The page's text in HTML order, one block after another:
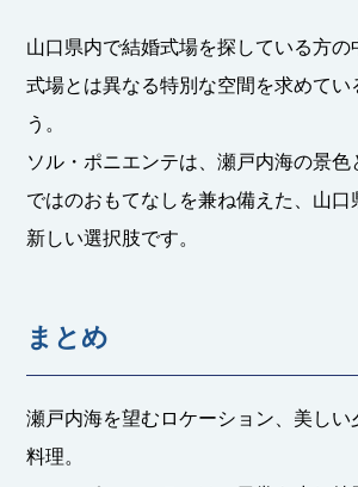
山口県内で結婚式場を探している方の
式場とは異なる特別な空間を求めてい
う。
ソル・ポニエンテは、瀬戸内海の景色
ではのおもてなしを兼ね備えた、山口
新しい選択肢です。
まとめ
瀬戸内海を望むロケーション、美しい
料理。